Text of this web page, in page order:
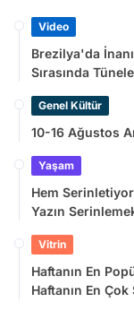
Video
Brezilya'da
Sırasında
Genel Kültür
10-16 Ağustos
Yaşam
Hem
Yazın
Vitrin
Haftanın En
Haftanın En